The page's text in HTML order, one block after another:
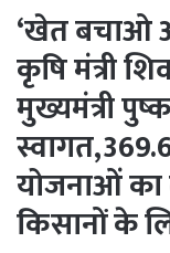
‘खेत बचाओ
कृषि मंत्री
मुख्यमंत्री
योजनाओं का
किसानों के